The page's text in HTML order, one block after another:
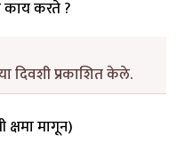
काय करते ?
दिवशी प्रकाशित केले.
मागून)